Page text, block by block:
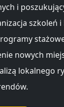
i
szkoleń
nowych
lokalnego